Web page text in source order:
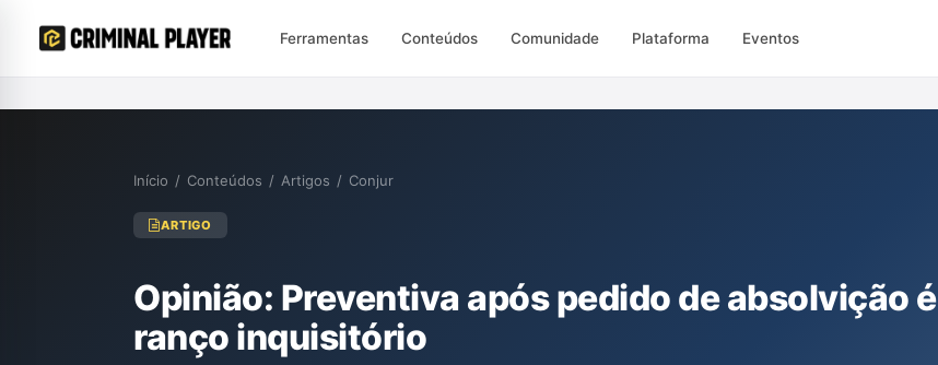
Ferramentas Conteúdos Comunidade Plataforma Eventos
Início / Conteúdos / Artigos / Conjur
ARTIGO
Opinião: Preventiva após pedido de absolvição é
ranço inquisitório